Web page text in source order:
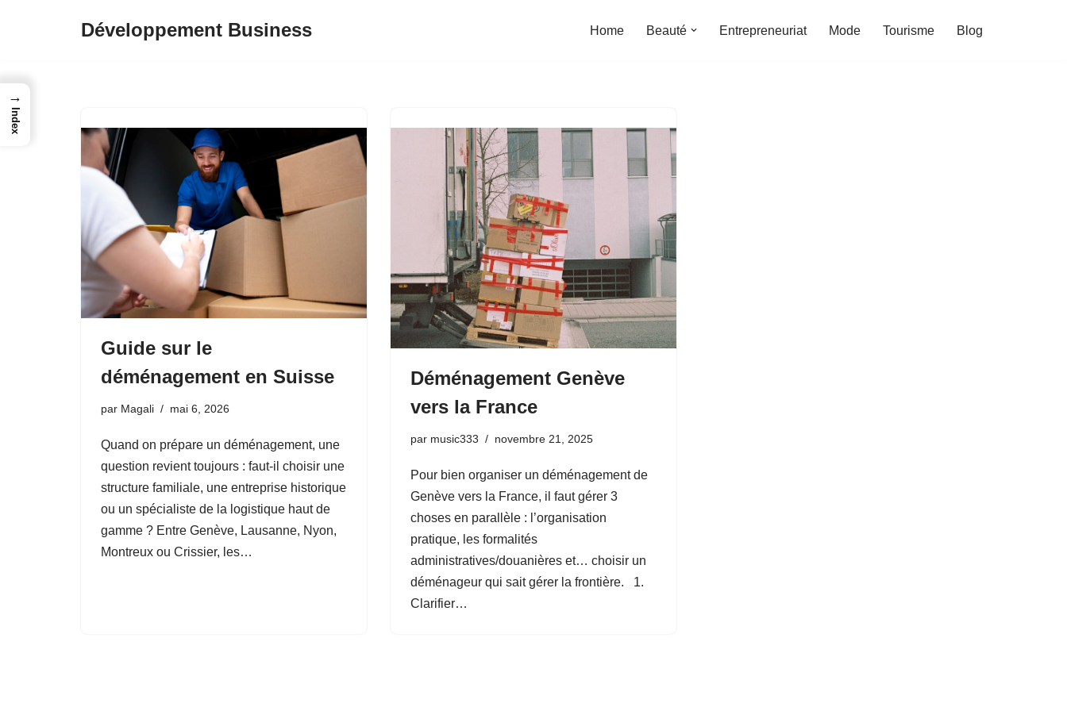
contenu
Développement Business Home Beauté Entrepreneuriat Mode Tourisme Blog
Guide sur le
déménagement en Suisse
par Magali mai 6, 2026
Quand on prépare un déménagement, une
question revient toujours : faut-il choisir une
structure familiale, une entreprise historique
ou un spécialiste de la logistique haut de
gamme ? Entre Genève, Lausanne, Nyon,
Montreux ou Crissier, les…
Déménagement Genève
vers la France
par music333 novembre 21, 2025
Pour bien organiser un déménagement de
Genève vers la France, il faut gérer 3
choses en parallèle : l’organisation
pratique, les formalités
administratives/douanières et… choisir un
déménageur qui sait gérer la frontière. 1.
Clarifier…
→
Index